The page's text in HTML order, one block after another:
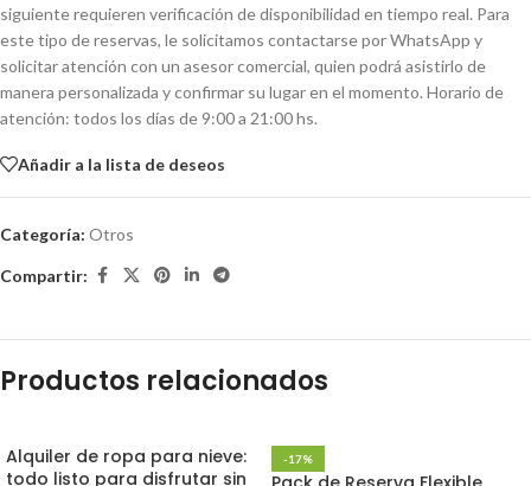
siguiente requieren verificación de disponibilidad en tiempo real. Para
este tipo de reservas, le solicitamos contactarse por WhatsApp y
solicitar atención con un asesor comercial, quien podrá asistirlo de
manera personalizada y confirmar su lugar en el momento. Horario de
atención: todos los días de 9:00 a 21:00 hs.
Añadir a la lista de deseos
Categoría: Otros
Compartir:
Productos relacionados
Alquiler de ropa para nieve:
todo listo para disfrutar sin
-17%